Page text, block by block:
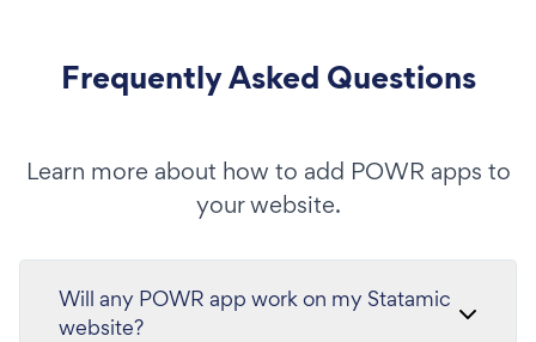
Frequently Asked Questions
Learn more about how to add POWR apps to
your website.
Will any POWR app work on my Statamic
website?